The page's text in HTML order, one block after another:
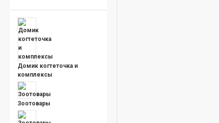
Домик когтеточка и
комплексы
Зоотовары